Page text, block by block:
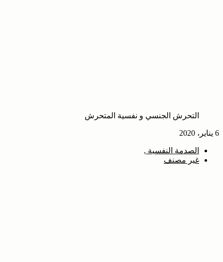
التحرش الجنسي و نفسية المتحرش
6 يناير، 2020
الصدمة النفسية
غير مصنف